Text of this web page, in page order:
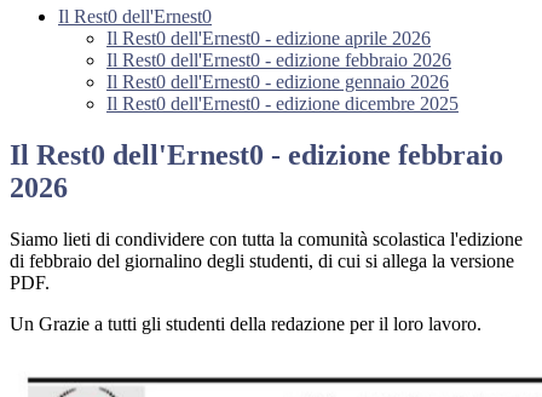
Il Rest0 dell'Ernest0
Il Rest0 dell'Ernest0 - edizione aprile 2026
Il Rest0 dell'Ernest0 - edizione febbraio 2026
Il Rest0 dell'Ernest0 - edizione gennaio 2026
Il Rest0 dell'Ernest0 - edizione dicembre 2025
Il Rest0 dell'Ernest0 - edizione febbraio
2026
Siamo lieti di condividere con tutta la comunità scolastica l'edizione
di febbraio del giornalino degli studenti, di cui si allega la versione
PDF.
Un Grazie a tutti gli studenti della redazione per il loro lavoro.